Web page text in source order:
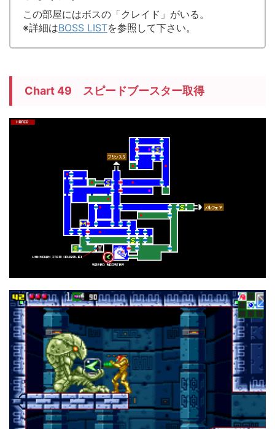
この部屋にはボスの「クレイド」がいる。
※詳細はBOSS LISTを参照して下さい。
Chart 49 スピードブースター取得